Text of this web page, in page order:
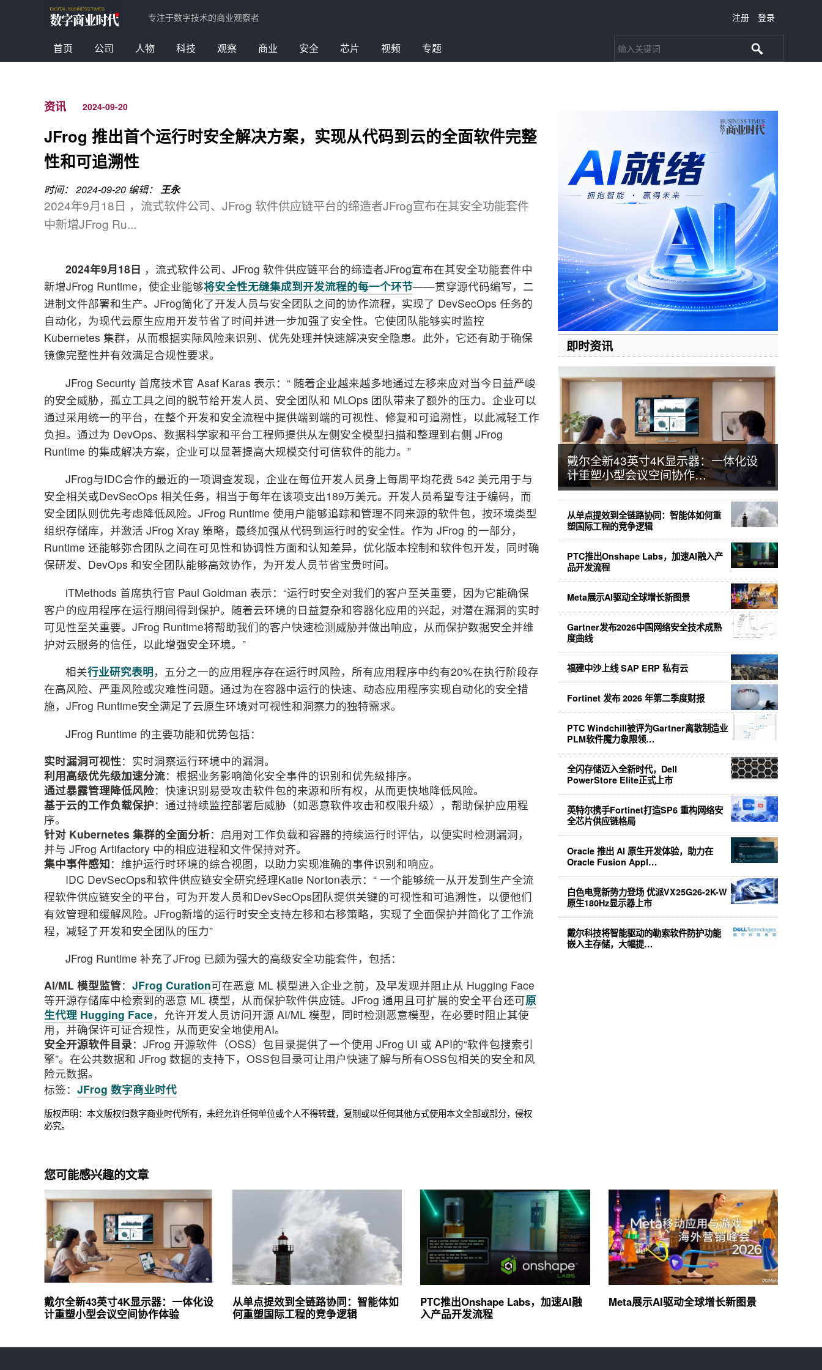
专注于数字技术的商业观察者 注册 登录
首页 公司 人物 科技 观察 商业 安全 芯片 视频 专题
资讯 2024-09-20
JFrog 推出首个运行时安全解决方案，实现从代码到云的全面软件完整
性和可追溯性
时间： 2024-09-20编辑： 王永
2024年9月18日 ，流式软件公司、JFrog 软件供应链平台的缔造者JFrog宣布在其安全功能套件
中新增JFrog Ru...
2024年9月18日 ，流式软件公司、JFrog 软件供应链平台的缔造者JFrog宣布在其安全功能套件中
新增JFrog Runtime，使企业能够将安全性无缝集成到开发流程的每一个环节——贯穿源代码编写，二
进制文件部署和生产。JFrog简化了开发人员与安全团队之间的协作流程，实现了 DevSecOps 任务的
自动化，为现代云原生应用开发节省了时间并进一步加强了安全性。它使团队能够实时监控
Kubernetes 集群，从而根据实际风险来识别、优先处理并快速解决安全隐患。此外，它还有助于确保
镜像完整性并有效满足合规性要求。
JFrog Security 首席技术官 Asaf Karas 表示：“ 随着企业越来越多地通过左移来应对当今日益严峻
的安全威胁，孤立工具之间的脱节给开发人员、安全团队和 MLOps 团队带来了额外的压力。企业可以
通过采用统一的平台，在整个开发和安全流程中提供端到端的可视性、修复和可追溯性，以此减轻工作
负担。通过为 DevOps、数据科学家和平台工程师提供从左侧安全模型扫描和整理到右侧 JFrog
Runtime 的集成解决方案，企业可以显著提高大规模交付可信软件的能力。”
JFrog与IDC合作的最近的一项调查发现，企业在每位开发人员身上每周平均花费 542 美元用于与
安全相关或DevSecOps 相关任务，相当于每年在该项支出189万美元。开发人员希望专注于编码，而
安全团队则优先考虑降低风险。JFrog Runtime 使用户能够追踪和管理不同来源的软件包，按环境类型
组织存储库，并激活 JFrog Xray 策略，最终加强从代码到运行时的安全性。作为 JFrog 的一部分，
Runtime 还能够弥合团队之间在可见性和协调性方面和认知差异，优化版本控制和软件包开发，同时确
保研发、DevOps 和安全团队能够高效协作，为开发人员节省宝贵时间。
iTMethods 首席执行官 Paul Goldman 表示：“运行时安全对我们的客户至关重要，因为它能确保
客户的应用程序在运行期间得到保护。随着云环境的日益复杂和容器化应用的兴起，对潜在漏洞的实时
可见性至关重要。JFrog Runtime将帮助我们的客户快速检测威胁并做出响应，从而保护数据安全并维
护对云服务的信任，以此增强安全环境。”
相关行业研究表明，五分之一的应用程序存在运行时风险，所有应用程序中约有20%在执行阶段存
在高风险、严重风险或灾难性问题。通过为在容器中运行的快速、动态应用程序实现自动化的安全措
施，JFrog Runtime安全满足了云原生环境对可视性和洞察力的独特需求。
JFrog Runtime 的主要功能和优势包括：
实时漏洞可视性：实时洞察运行环境中的漏洞。
利用高级优先级加速分流：根据业务影响简化安全事件的识别和优先级排序。
通过暴露管理降低风险：快速识别易受攻击软件包的来源和所有权，从而更快地降低风险。
基于云的工作负载保护：通过持续监控部署后威胁（如恶意软件攻击和权限升级），帮助保护应用程
序。
针对 Kubernetes 集群的全面分析：启用对工作负载和容器的持续运行时评估，以便实时检测漏洞，
并与 JFrog Artifactory 中的相应进程和文件保持对齐。
集中事件感知：维护运行时环境的综合视图，以助力实现准确的事件识别和响应。
IDC DevSecOps和软件供应链安全研究经理Katie Norton表示：“ 一个能够统一从开发到生产全流
程软件供应链安全的平台，可为开发人员和DevSecOps团队提供关键的可视性和可追溯性，以便他们
有效管理和缓解风险。JFrog新增的运行时安全支持左移和右移策略，实现了全面保护并简化了工作流
程，减轻了开发和安全团队的压力”
JFrog Runtime 补充了JFrog 已颇为强大的高级安全功能套件，包括：
AI/ML 模型监管： JFrog Curation可在恶意 ML 模型进入企业之前，及早发现并阻止从 Hugging Face
等开源存储库中检索到的恶意 ML 模型，从而保护软件供应链。JFrog 通用且可扩展的安全平台还可原
生代理 Hugging Face，允许开发人员访问开源 AI/ML 模型，同时检测恶意模型，在必要时阻止其使
用，并确保许可证合规性，从而更安全地使用AI。
安全开源软件目录：JFrog 开源软件（OSS）包目录提供了一个使用 JFrog UI 或 API的“软件包搜索引
擎”。在公共数据和 JFrog 数据的支持下，OSS包目录可让用户快速了解与所有OSS包相关的安全和风
险元数据。
标签： JFrog 数字商业时代
版权声明：本文版权归数字商业时代所有，未经允许任何单位或个人不得转载，复制或以任何其他方式使用本文全部或部分，侵权
必究。
即时资讯
戴尔全新43英寸4K显示器：一体化设
计重塑小型会议空间协作…
从单点提效到全链路协同：智能体如何重
塑国际工程的竞争逻辑
PTC推出Onshape Labs，加速AI融入产
品开发流程
Meta展示AI驱动全球增长新图景
Gartner发布2026中国网络安全技术成熟
度曲线
福建中沙上线 SAP ERP 私有云
Fortinet 发布 2026 年第二季度财报
PTC Windchill被评为Gartner离散制造业
PLM软件魔力象限领…
全闪存储迈入全新时代，Dell
PowerStore Elite正式上市
英特尔携手Fortinet打造SP6 重构网络安
全芯片供应链格局
Oracle 推出 AI 原生开发体验，助力在
Oracle Fusion Appl…
白色电竞新势力登场 优派VX25G26-2K-W
原生180Hz显示器上市
戴尔科技将智能驱动的勒索软件防护功能
嵌入主存储，大幅提…
您可能感兴趣的文章
戴尔全新43英寸4K显示器：一体化设
计重塑小型会议空间协作体验
从单点提效到全链路协同：智能体如
何重塑国际工程的竞争逻辑
PTC推出Onshape Labs，加速AI融
入产品开发流程
Meta展示AI驱动全球增长新图景